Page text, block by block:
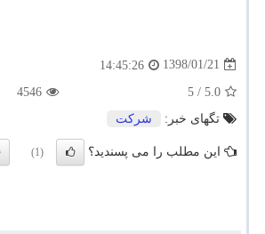
1398/01/21
14:45:26
5.0
/ 5
4546
تگهای خبر:
شركت
این مطلب را می پسندید؟ (1)